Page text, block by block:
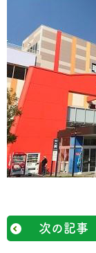
次の記事